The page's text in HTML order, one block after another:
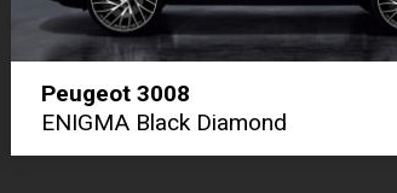
Peugeot 3008
ENIGMA Black Diamond